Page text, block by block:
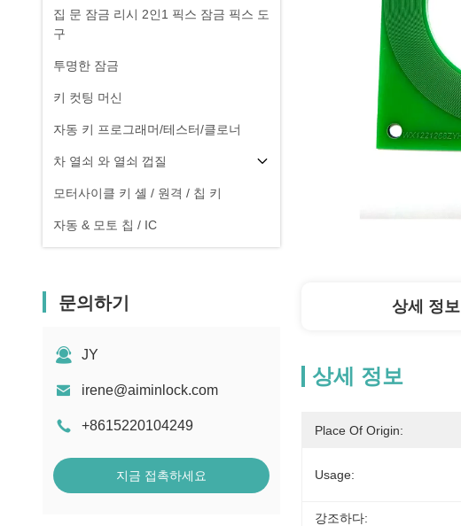
집 문 잠금 리시 2인1 픽스 잠금 픽스 도
구
투명한 잠금
키 컷팅 머신
자동 키 프로그래머/테스터/클로너
차 열쇠 와 열쇠 껍질
모터사이클 키 셸 / 원격 / 칩 키
자동 & 모토 칩 / IC
문의하기
JY
irene@aiminlock.com
+8615220104249
지금 접촉하세요
상세 정보
상세 정보
Place Of Origin:
Usage:
강조하다: